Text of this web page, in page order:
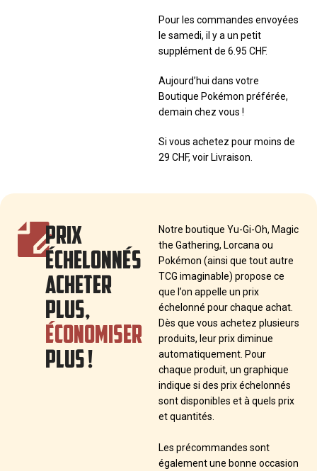
Pour les commandes envoyées
le samedi, il y a un petit
supplément de 6.95 CHF.
Aujourd’hui dans votre
Boutique Pokémon préférée,
demain chez vous !
Si vous achetez pour moins de
29 CHF, voir Livraison.
PRIX
ÉCHELONNÉS
ACHETER
PLUS,
ÉCONOMISER
PLUS !
Notre boutique Yu-Gi-Oh, Magic
the Gathering, Lorcana ou
Pokémon (ainsi que tout autre
TCG imaginable) propose ce
que l’on appelle un prix
échelonné pour chaque achat.
Dès que vous achetez plusieurs
produits, leur prix diminue
automatiquement. Pour
chaque produit, un graphique
indique si des prix échelonnés
sont disponibles et à quels prix
et quantités.
Les précommandes sont
également une bonne occasion